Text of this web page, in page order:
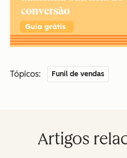
Tópicos: Funil de vendas
Artigos